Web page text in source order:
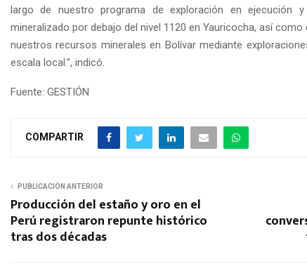
largo de nuestro programa de exploración en ejecución
mineralizado por debajo del nivel 1120 en Yauricocha, así
nuestros recursos minerales en Bolívar mediante
escala local.”, indicó.
Fuente: GESTIÓN
COMPARTIR
PUBLICACIÓN ANTERIOR
Producción del estaño y oro en el
Perú registraron repunte histórico
tras dos décadas